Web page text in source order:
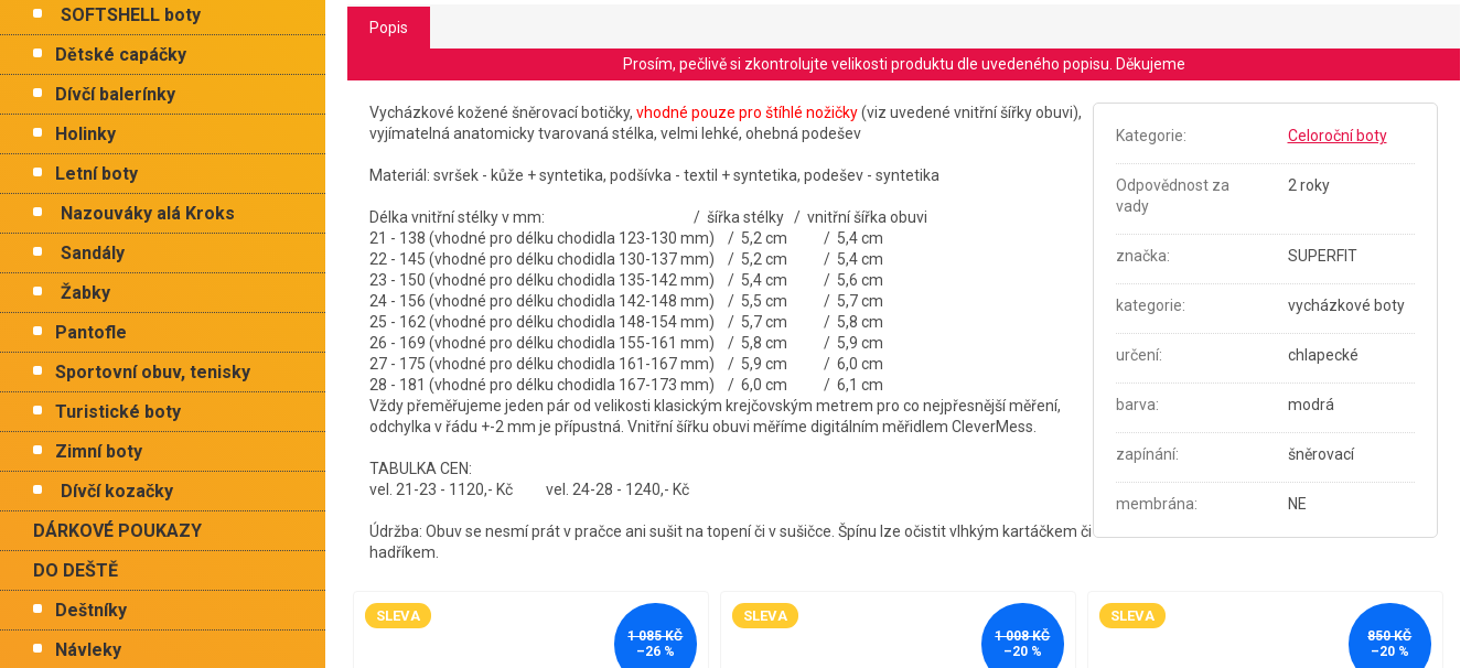
SOFTSHELL boty
Dětské capáčky
Dívčí balerínky
Holinky
Letní boty
Nazouváky alá Kroks
Sandály
Žabky
Pantofle
Sportovní obuv, tenisky
Turistické boty
Zimní boty
Dívčí kozačky
DÁRKOVÉ POUKAZY
DO DEŠTĚ
Deštníky
Návleky
Popis
Prosím, pečlivě si zkontrolujte velikosti produktu dle uvedeného popisu. Děkujeme
Vycházkové kožené šněrovací botičky, vhodné pouze pro štíhlé nožičky(viz uvedené vnitřní šířky obuvi),
vyjímatelná anatomicky tvarovaná stélka, velmi lehké, ohebná podešev
Materiál: svršek - kůže + syntetika, podšívka - textil + syntetika, podešev - syntetika
Délka vnitřní stélky v mm: / šířka stélky / vnitřní šířka obuvi
21 - 138 (vhodné pro délku chodidla 123-130 mm) / 5,2 cm / 5,4 cm
22 - 145 (vhodné pro délku chodidla 130-137 mm) / 5,2 cm / 5,4 cm
23 - 150 (vhodné pro délku chodidla 135-142 mm) / 5,4 cm / 5,6 cm
24 - 156 (vhodné pro délku chodidla 142-148 mm) / 5,5 cm / 5,7 cm
25 - 162 (vhodné pro délku chodidla 148-154 mm) / 5,7 cm / 5,8 cm
26 - 169 (vhodné pro délku chodidla 155-161 mm) / 5,8 cm / 5,9 cm
27 - 175 (vhodné pro délku chodidla 161-167 mm) / 5,9 cm / 6,0 cm
28 - 181 (vhodné pro délku chodidla 167-173 mm) / 6,0 cm / 6,1 cm
Vždy přeměřujeme jeden pár od velikosti klasickým krejčovským metrem pro co nejpřesnější měření,
odchylka v řádu +-2 mm je přípustná. Vnitřní šířku obuvi měříme digitálním měřidlem CleverMess.
TABULKA CEN:
vel. 21-23 - 1120,- Kč vel. 24-28 - 1240,- Kč
Údržba: Obuv se nesmí prát v pračce ani sušit na topení či v sušičce. Špínu lze očistit vlhkým kartáčkem či
hadříkem.
Kategorie: Celoroční boty
Odpovědnost za
vady
2 roky
značka: SUPERFIT
kategorie: vycházkové boty
určení: chlapecké
barva: modrá
zapínání: šněrovací
membrána: NE
SLEVA
1 085 KČ
–26 %
SLEVA
1 008 KČ
–20 %
SLEVA
850 KČ
–20 %